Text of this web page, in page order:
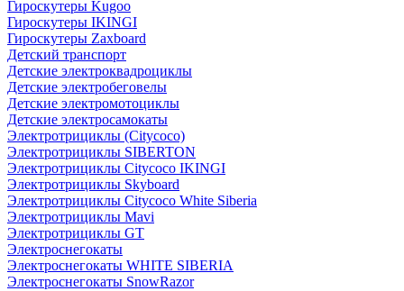
Гироскутеры Kugoo
Гироскутеры IKINGI
Гироскутеры Zaxboard
Детский транспорт
Детские электроквадроциклы
Детские электробеговелы
Детские электромотоциклы
Детские электросамокаты
Электротрициклы (Citycoco)
Электротрициклы SIBERTON
Электротрициклы Citycoco IKINGI
Электротрициклы Skyboard
Электротрициклы Citycoco White Siberia
Электротрициклы Mavi
Электротрициклы GT
Электроснегокаты
Электроснегокаты WHITE SIBERIA
Электроснегокаты SnowRazor